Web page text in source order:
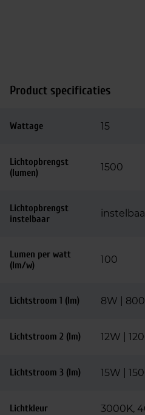
Product specificaties
Wattage 15
Lichtopbrengst
(lumen)
1500
Lichtopbrengst
instelbaar
Lumen per watt
(lm/w)
100
Lichtstroom 1 (lm) 8W |
Lichtstroom 2 (lm) 12W |
Lichtstroom 3 (lm) 15W |
Lichtkleur 3000K,